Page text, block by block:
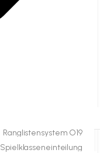
Ranglistensystem O19
Spielklasseneinteilung